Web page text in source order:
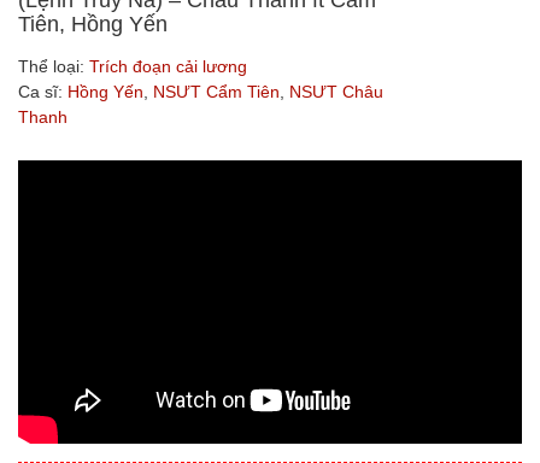
Tiên, Hồng Yến
Thể loại: Trích đoạn cải lương
Ca sĩ: Hồng Yến NSƯT Cẩm Tiên
NSƯT Châu
Thanh